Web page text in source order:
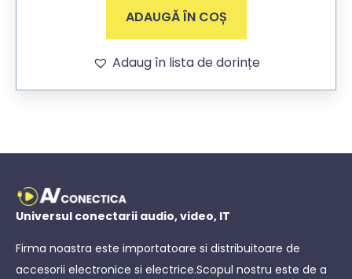
ADAUGĂ ÎN COȘ
Adaug în lista de dorințe
Universul conectarii audio, video, IT
Firma noastra este importatoare si distribuitoare de
accesorii electronice si electrice.Scopul nostru este de a